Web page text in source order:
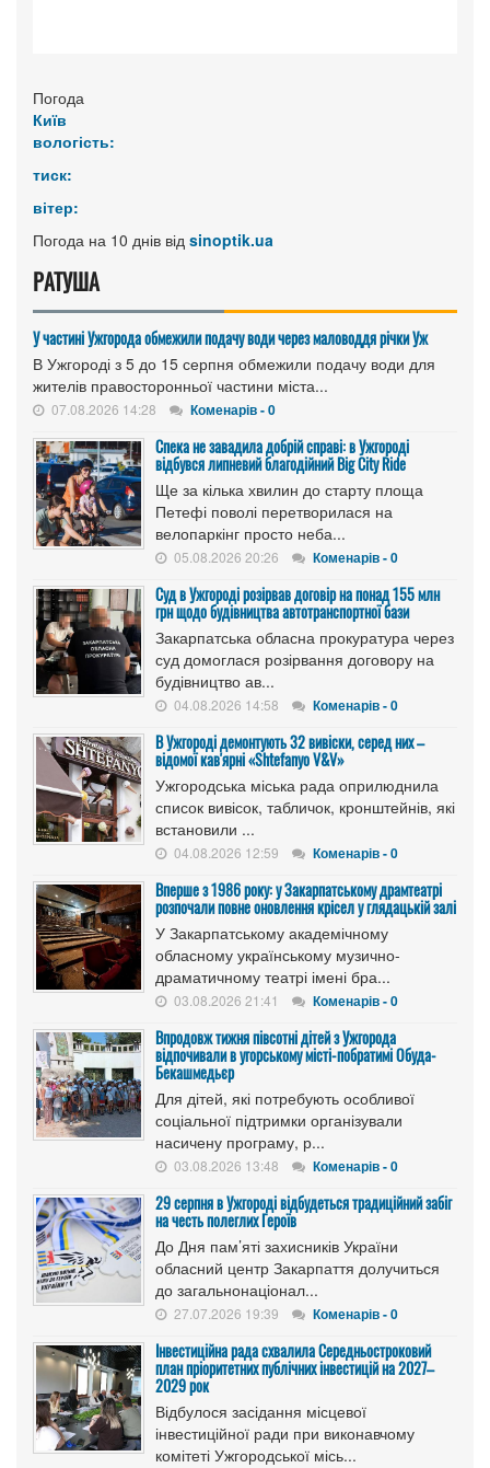
Погода
Київ
вологість:
тиск:
вітер:
Погода на 10 днів від sinoptik.ua
РАТУША
У частині Ужгорода обмежили подачу води через маловоддя річки Уж
В Ужгороді з 5 до 15 серпня обмежили подачу води для
жителів правосторонньої частини міста...
07.08.2026 14:28 Коменарів - 0
Спека не завадила добрій справі: в Ужгороді
відбувся липневий благодійний Big City Ride
Ще за кілька хвилин до старту площа
Петефі поволі перетворилася на
велопаркінг просто неба...
05.08.2026 20:26 Коменарів - 0
Cуд в Ужгороді розірвав договір на понад 155 млн
грн щодо будівництва автотранспортної бази
Закарпатська обласна прокуратура через
суд домоглася розірвання договору на
будівництво ав...
04.08.2026 14:58 Коменарів - 0
В Ужгороді демонтують 32 вивіски, серед них –
відомої кав'ярні «Shtefanyo V&V»
Ужгородська міська рада оприлюднила
список вивісок, табличок, кронштейнів, які
встановили ...
04.08.2026 12:59 Коменарів - 0
Вперше з 1986 року: у Закарпатському драмтеатрі
розпочали повне оновлення крісел у глядацькій залі
У Закарпатському академічному
обласному українському музично-
драматичному театрі імені бра...
03.08.2026 21:41 Коменарів - 0
Впродовж тижня півсотні дітей з Ужгорода
відпочивали в угорському місті-побратимі Обуда-
Бекашмедьєр
Для дітей, які потребують особливої
соціальної підтримки організували
насичену програму, р...
03.08.2026 13:48 Коменарів - 0
29 серпня в Ужгороді відбудеться традиційний забіг
на честь полеглих Героїв
До Дня пам’яті захисників України
обласний центр Закарпаття долучиться
до загальнонаціонал...
27.07.2026 19:39 Коменарів - 0
Інвестиційна рада схвалила Середньостроковий
план пріоритетних публічних інвестицій на 2027–
2029 рок
Відбулося засідання місцевої
інвестиційної ради при виконавчому
комітеті Ужгородської місь...